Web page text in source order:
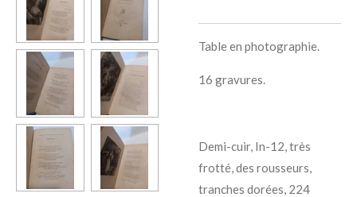
Table en photographie.
16 gravures.
Demi-cuir, In-12, très
frotté, des rousseurs,
tranches dorées, 224